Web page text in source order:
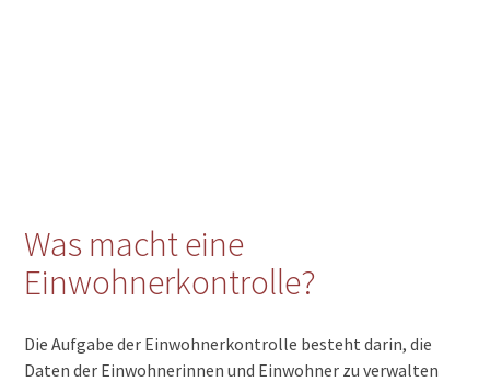
Was macht eine
Einwohnerkontrolle?
Die Aufgabe der Einwohnerkontrolle besteht darin, die
Daten der Einwohnerinnen und Einwohner zu verwalten